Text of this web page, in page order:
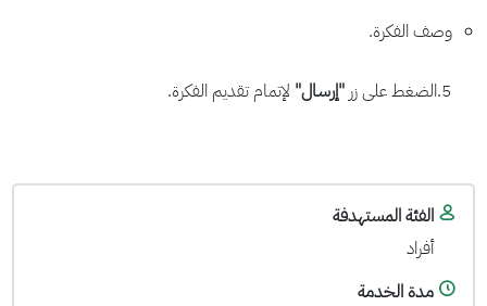
وصف الفكرة.
5.الضغط على زر "إرسال" لإتمام تقديم الفكرة.
الفئة المستهدفة
أفراد
مدة الخدمة